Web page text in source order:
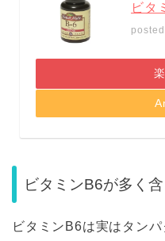
ビタ
ビタミンB6が多く
ビタミンB6は実はタン